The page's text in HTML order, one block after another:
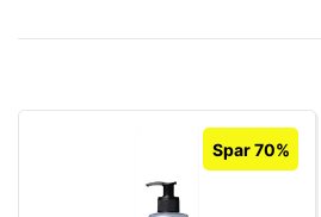
Spar 70%